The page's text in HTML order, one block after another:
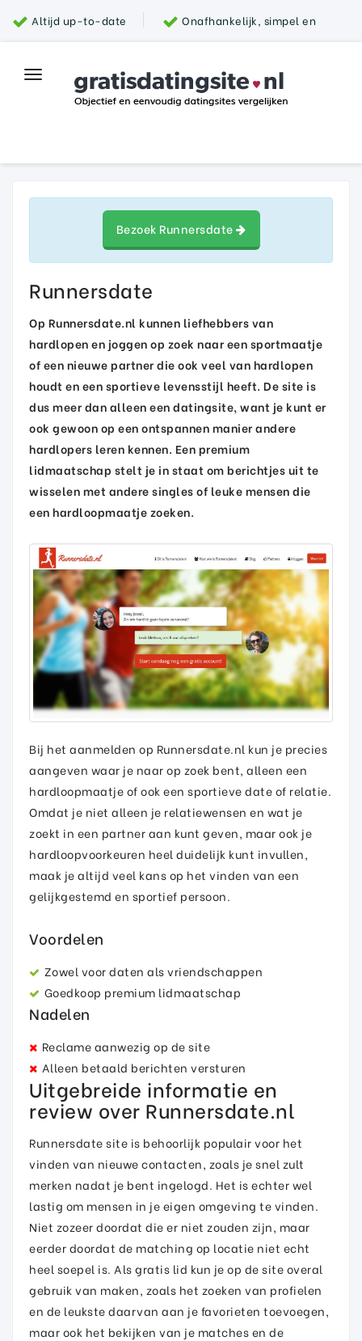
Altijd up-to-date Onafhankelijk, simpel en
Top datingsite
Parship
Toggle
navigation
Bezoek Runnersdate
Runnersdate
Op Runnersdate.nl kunnen liefhebbers van
hardlopen en joggen op zoek naar een sportmaatje
of een nieuwe partner die ook veel van hardlopen
houdt en een sportieve levensstijl heeft. De site is
dus meer dan alleen een datingsite, want je kunt er
ook gewoon op een ontspannen manier andere
hardlopers leren kennen. Een premium
lidmaatschap stelt je in staat om berichtjes uit te
wisselen met andere singles of leuke mensen die
een hardloopmaatje zoeken.
Bij het aanmelden op Runnersdate.nl kun je precies
aangeven waar je naar op zoek bent, alleen een
hardloopmaatje of ook een sportieve date of relatie.
Omdat je niet alleen je relatiewensen en wat je
zoekt in een partner aan kunt geven, maar ook je
hardloopvoorkeuren heel duidelijk kunt invullen,
maak je altijd veel kans op het vinden van een
gelijkgestemd en sportief persoon.
Voordelen
Zowel voor daten als vriendschappen
Goedkoop premium lidmaatschap
Nadelen
Reclame aanwezig op de site
Alleen betaald berichten versturen
Uitgebreide informatie en
review over Runnersdate.nl
Runnersdate site is behoorlijk populair voor het
vinden van nieuwe contacten, zoals je snel zult
merken nadat je bent ingelogd. Het is echter wel
lastig om mensen in je eigen omgeving te vinden.
Niet zozeer doordat die er niet zouden zijn, maar
eerder doordat de matching op locatie niet echt
heel soepel is. Als gratis lid kun je op de site overal
gebruik van maken, zoals het zoeken van profielen
en de leukste daarvan aan je favorieten toevoegen,
maar ook het bekijken van je matches en de